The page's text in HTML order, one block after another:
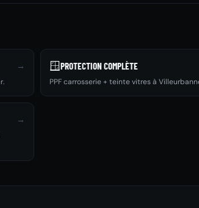
→ 🪟PROTECTION COMPLÈTE
PPF carrosserie + teinte vitres à
→